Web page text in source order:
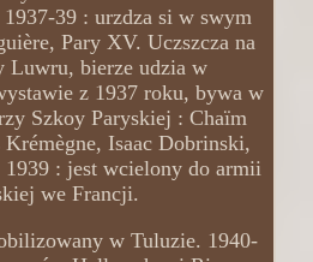
39 : urzdza si w swym
Pary XV. Uczszcza na
Luwru, bierze udzia w
z 1937 roku, bywa w
Szkoy Paryskiej : Chaïm
Krémègne, Isaac Dobrinski,
: jest wcielony do armii
we Francji.
w Tuluzie. 1940-